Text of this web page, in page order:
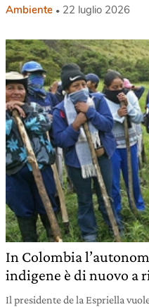
Ambiente 22 luglio 2026
In Colombia
indigene è di nuovo a
Il presidente de la Espriella